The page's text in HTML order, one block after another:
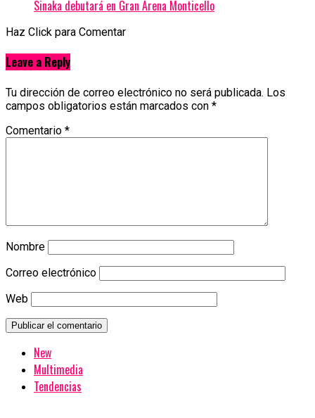
Sinaka debutará en Gran Arena Monticello
Haz Click para Comentar
Leave a Reply
Tu dirección de correo electrónico no será publicada. Los
campos obligatorios están marcados con *
Comentario *
Nombre
Correo electrónico
Web
New
Multimedia
Tendencias